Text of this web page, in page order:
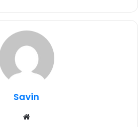
at
s
A
p
e
g
ra
ar
e
Savin